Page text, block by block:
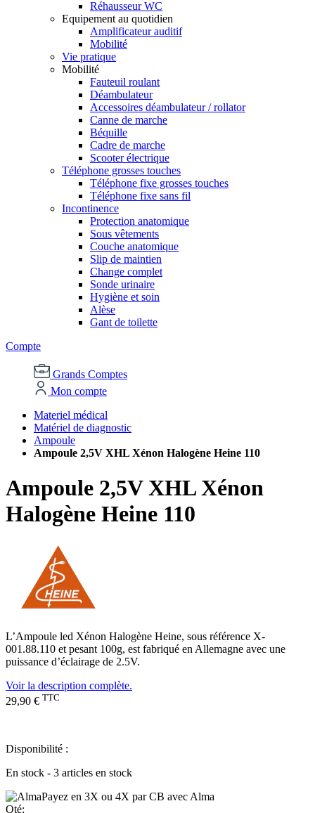
Réhausseur WC
Equipement au quotidien
Amplificateur auditif
Mobilité
Vie pratique
Mobilité
Fauteuil roulant
Déambulateur
Accessoires déambulateur / rollator
Canne de marche
Béquille
Cadre de marche
Scooter électrique
Téléphone grosses touches
Téléphone fixe grosses touches
Téléphone fixe sans fil
Incontinence
Protection anatomique
Sous vêtements
Couche anatomique
Slip de maintien
Change complet
Sonde urinaire
Hygiène et soin
Alèse
Gant de toilette
Compte
Grands Comptes
Mon compte
Materiel médical
Matériel de diagnostic
Ampoule
Ampoule 2,5V XHL Xénon Halogène Heine 110
Ampoule 2,5V XHL Xénon
Halogène Heine 110
L’Ampoule led Xénon Halogène Heine, sous référence X-
001.88.110 et pesant 100g, est fabriqué en Allemagne avec une
puissance d’éclairage de 2.5V.
Voir la description complète.
29,90 € TTC
Disponibilité :
En stock - 3 articles en stock
Payez en 3X ou 4X par CB avec Alma
Qté: